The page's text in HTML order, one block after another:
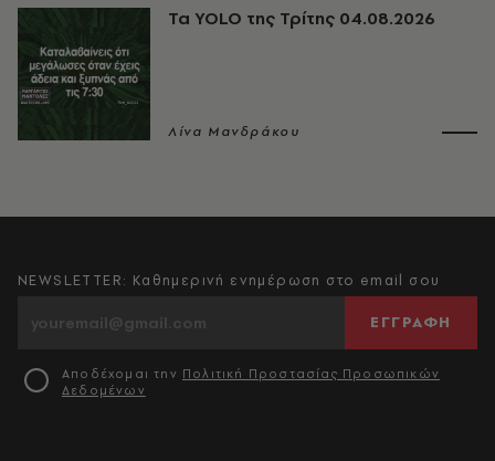
Τα YOLO της Τρίτης 04.08.2026
Λίνα Μανδράκου
NEWSLETTER: Καθημερινή ενημέρωση στο email σου
ΕΓΓΡΑΦΗ
Αποδέχομαι την Πολιτική Προστασίας Προσωπικών
Δεδομένων